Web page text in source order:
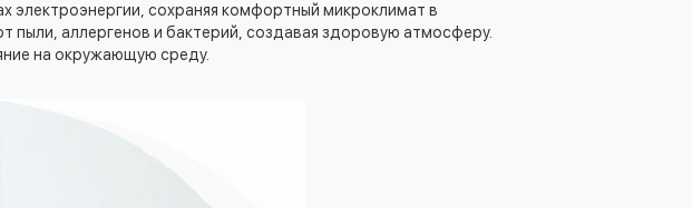
электроэнергии, сохраняя комфортный микроклимат в
аллергенов и бактерий, создавая здоровую атмосферу.
на окружающую среду.